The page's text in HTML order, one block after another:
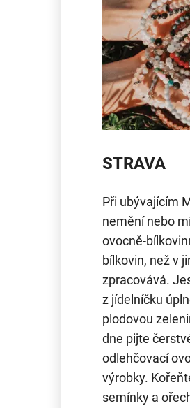
STRAVA
Při ubývajícím
nemění nebo
ovocně-
bílkovin, než v
zpracovává.
z jídelníčku
plodovou
dne pijte
odlehčovací
výrobky.
semínky a